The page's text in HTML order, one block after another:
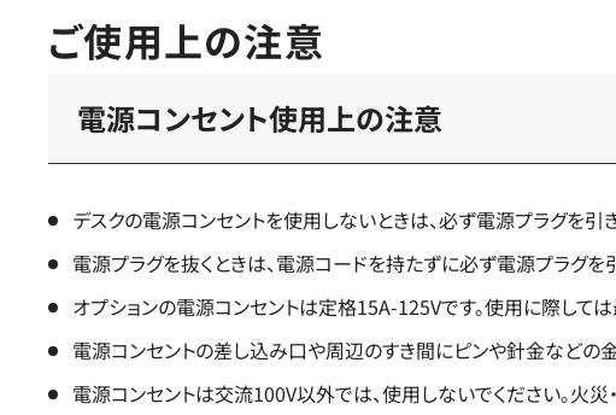
ご使用上の注意
電源コンセント使用上の注意
デスクの電源コンセントを使用しないときは、必ず電源プラグを
電源プラグを抜くときは、電源コードを持たずに必ず電源プラグを
オプションの電源コンセントは定格15A-125Vです。使用に際して
電源コンセントの差し込み口や周辺のすき間にピンや針金などの
電源コンセントは交流100V以外では、使用しないでください。火災